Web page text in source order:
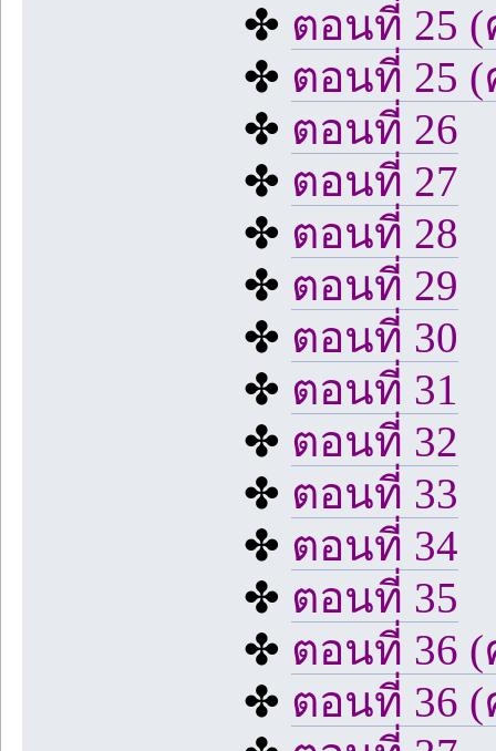
✤ ตอนที่ 25
✤ ตอนที่ 25 (
✤ ตอนที่ 26
✤ ตอนที่ 27
✤ ตอนที่ 28
✤ ตอนที่ 29
✤ ตอนที่ 30
✤ ตอนที่ 31
✤ ตอนที่ 32
✤ ตอนที่ 33
✤ ตอนที่ 34
✤ ตอนที่ 35
✤ ตอนที่ 36
✤ ตอนที่ 36 (